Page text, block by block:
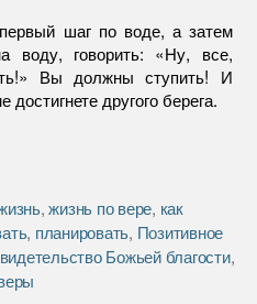
шаг по воде, а затем
воду, говорить: «Ну, все,
Вы должны ступить! И
другого берега.
,жизнь по вере, как
, планировать, Позитивное
Божьей благости,